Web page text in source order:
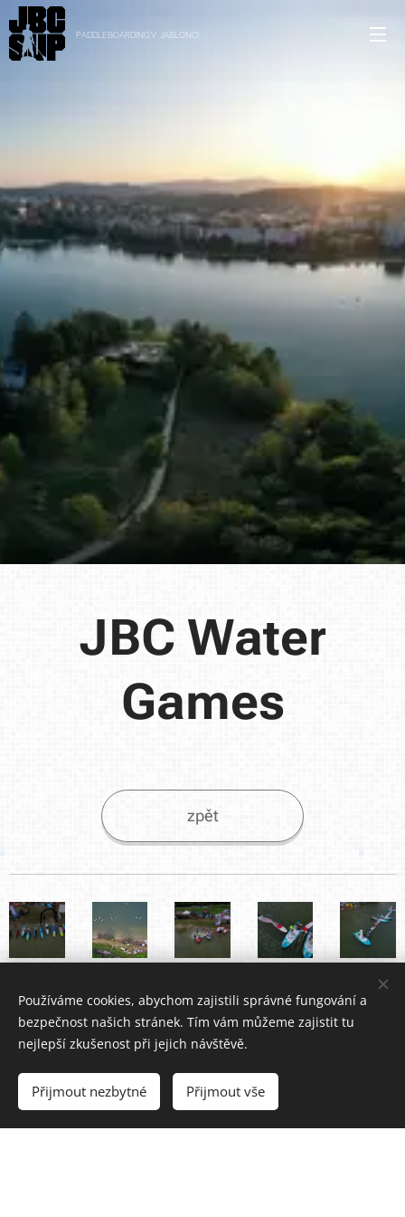
PADDLEBOARDING V JABLONCI
JBC Water
Games
zpět
více fotografií
Používáme cookies, abychom zajistili správné fungování a
bezpečnost našich stránek. Tím vám můžeme zajistit tu
nejlepší zkušenost při jejich návštěvě.
Přijmout nezbytné Přijmout vše